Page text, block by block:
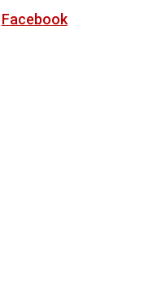
Facebook